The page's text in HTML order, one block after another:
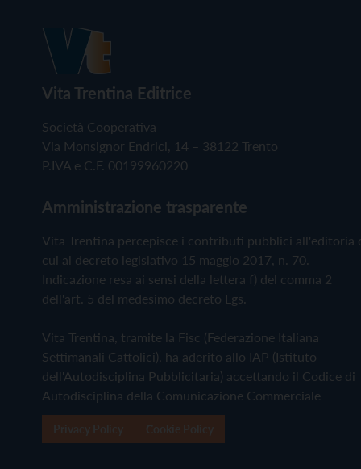
Vita Trentina Editrice
Società Cooperativa
Via Monsignor Endrici, 14 – 38122 Trento
P.IVA e C.F. 00199960220
Amministrazione trasparente
Vita Trentina percepisce i contributi pubblici all'editoria
cui al decreto legislativo 15 maggio 2017, n. 70.
Indicazione resa ai sensi della lettera f) del comma 2
dell'art. 5 del medesimo decreto Lgs.
Vita Trentina, tramite la Fisc (Federazione Italiana
Settimanali Cattolici), ha aderito allo IAP (Istituto
dell'Autodisciplina Pubblicitaria) accettando il Codice di
Autodisciplina della Comunicazione Commerciale